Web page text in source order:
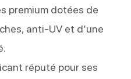
premium dotées de
anti-UV et d’une
réputé pour ses